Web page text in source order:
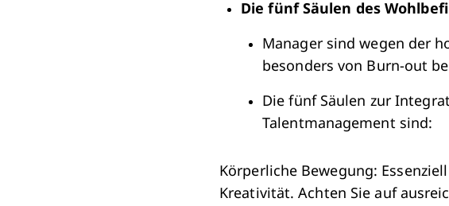
Die fünf Säulen des
Manager sind wegen der
besonders von Burn-out
Die fünf Säulen zur
Talentmanagement sind:
Körperliche Bewegung:
Kreativität. Achten Sie auf